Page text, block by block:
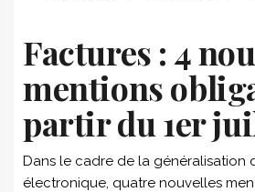
Factures : 4
mentions
partir du 1er
Dans le cadre de la généralisation
électronique, quatre nouvelles